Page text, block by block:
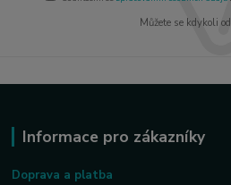
Můžete se kdykoli
Informace pro zákazníky
Doprava a platba